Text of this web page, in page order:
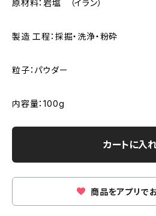
原材料：岩塩 （イラン）
製造 工程：採掘・洗浄・粉砕
粒子：パウダー
内容量：100g
カートに入
商品をアプリで